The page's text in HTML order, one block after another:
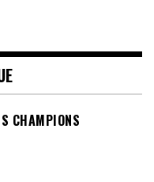
CHAMPIONS